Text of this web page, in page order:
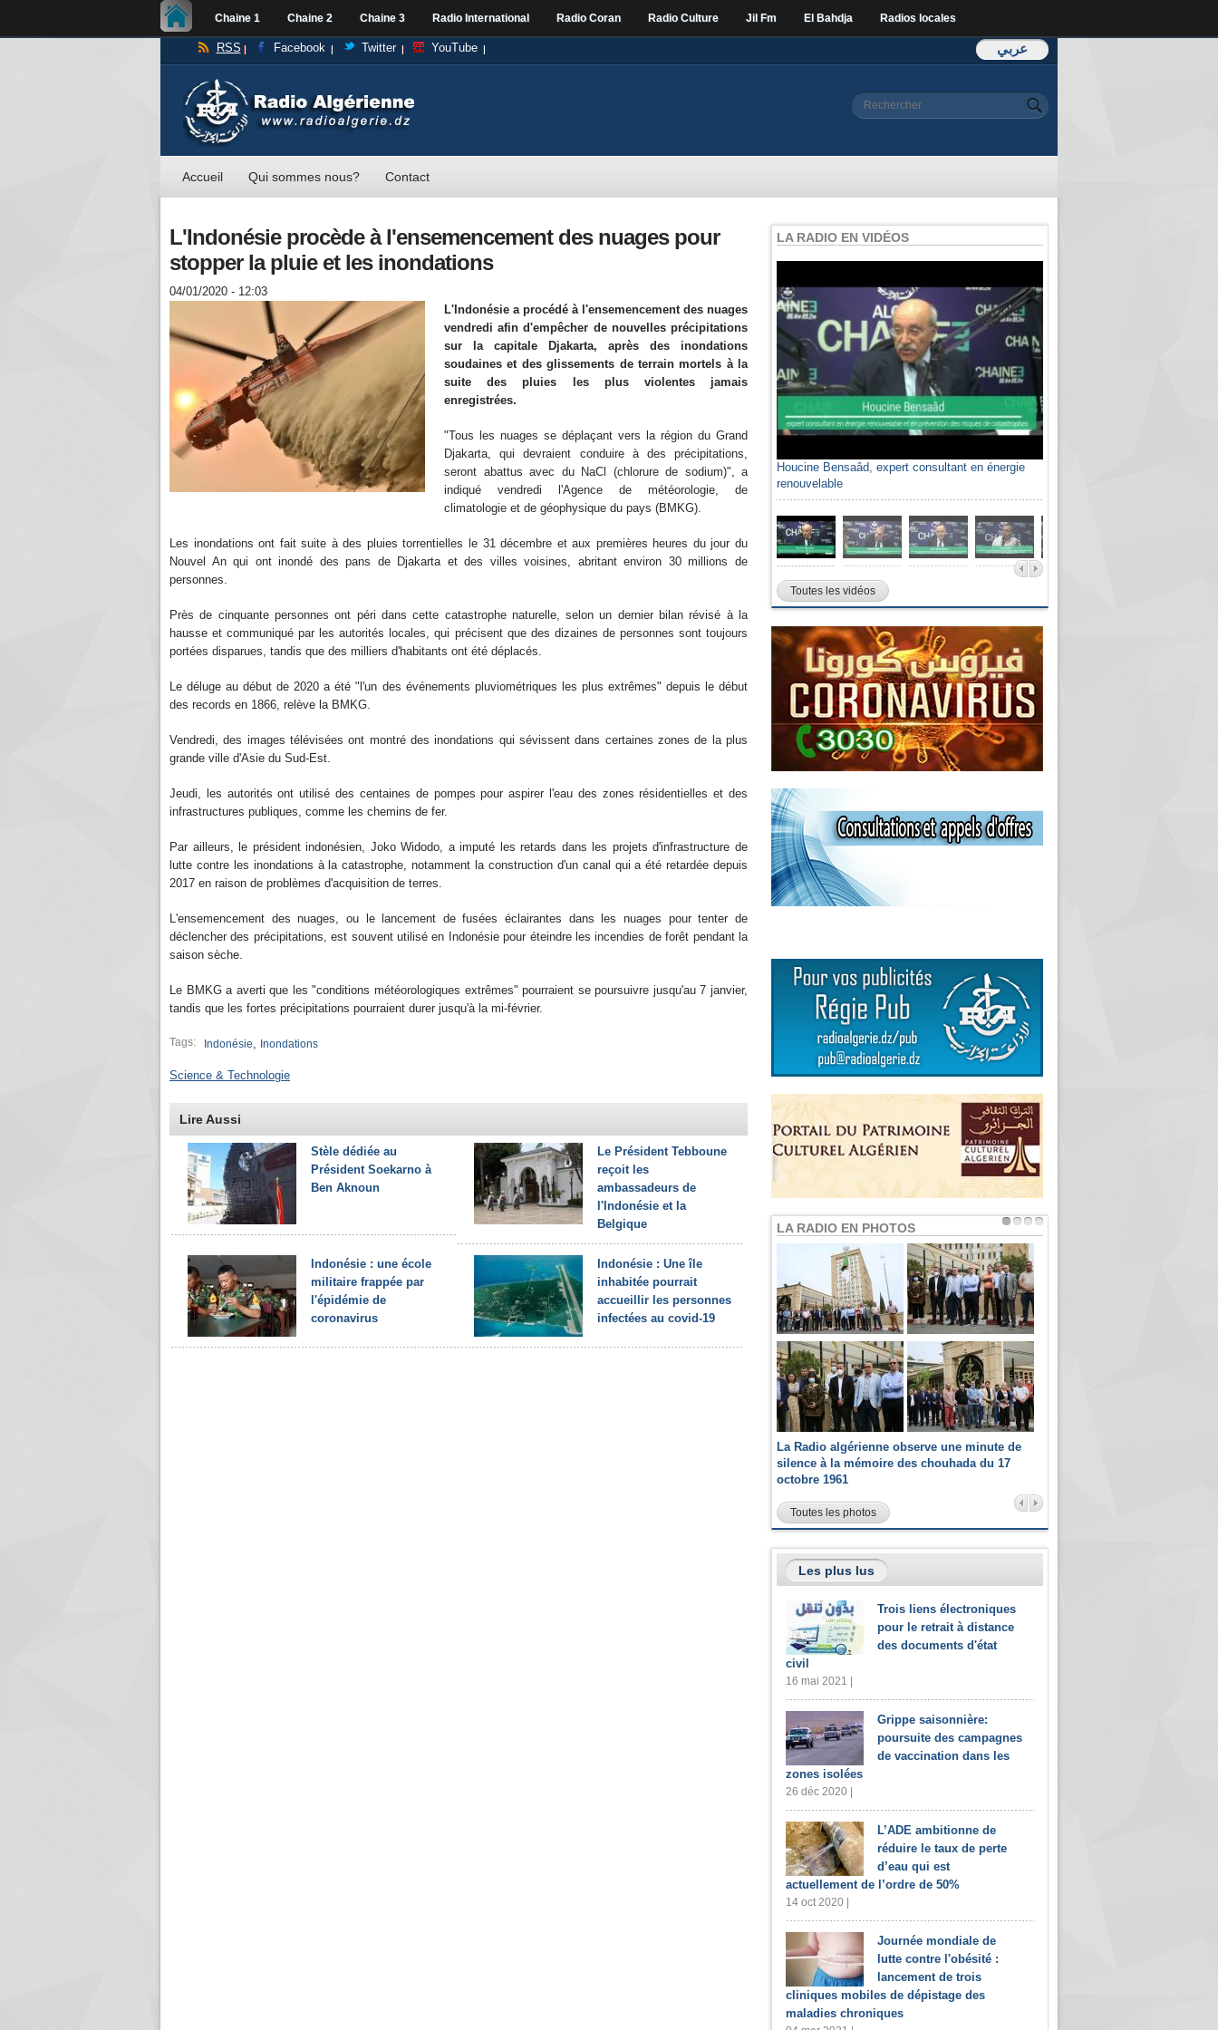
Chaine 1 Chaine 2 Chaine 3 Radio International Radio Coran Radio Culture Jil Fm El Bahdja Radios locales
عربي RSS Facebook Twitter YouTube
Formulaire de
Rechercher
Accueil Qui sommes nous? Contact
L'Indonésie procède à l'ensemencement des nuages pour
stopper la pluie et les inondations
04/01/2020 - 12:03
L'Indonésie a procédé à l'ensemencement des nuages
vendredi afin d'empêcher de nouvelles précipitations
sur la capitale Djakarta, après des inondations
soudaines et des glissements de terrain mortels à la
suite des pluies les plus violentes jamais
enregistrées.
"Tous les nuages se déplaçant vers la région du Grand
Djakarta, qui devraient conduire à des précipitations,
seront abattus avec du NaCl (chlorure de sodium)", a
indiqué vendredi l'Agence de météorologie, de
climatologie et de géophysique du pays (BMKG).
Les inondations ont fait suite à des pluies torrentielles le 31 décembre et aux premières heures du jour du
Nouvel An qui ont inondé des pans de Djakarta et des villes voisines, abritant environ 30 millions de
personnes.
Près de cinquante personnes ont péri dans cette catastrophe naturelle, selon un dernier bilan révisé à la
hausse et communiqué par les autorités locales, qui précisent que des dizaines de personnes sont toujours
portées disparues, tandis que des milliers d'habitants ont été déplacés.
Le déluge au début de 2020 a été "l'un des événements pluviométriques les plus extrêmes" depuis le début
des records en 1866, relève la BMKG.
Vendredi, des images télévisées ont montré des inondations qui sévissent dans certaines zones de la plus
grande ville d'Asie du Sud-Est.
Jeudi, les autorités ont utilisé des centaines de pompes pour aspirer l'eau des zones résidentielles et des
infrastructures publiques, comme les chemins de fer.
Par ailleurs, le président indonésien, Joko Widodo, a imputé les retards dans les projets d'infrastructure de
lutte contre les inondations à la catastrophe, notamment la construction d'un canal qui a été retardée depuis
2017 en raison de problèmes d'acquisition de terres.
L'ensemencement des nuages, ou le lancement de fusées éclairantes dans les nuages pour tenter de
déclencher des précipitations, est souvent utilisé en Indonésie pour éteindre les incendies de forêt pendant la
saison sèche.
Le BMKG a averti que les "conditions météorologiques extrêmes" pourraient se poursuivre jusqu'au 7 janvier,
tandis que les fortes précipitations pourraient durer jusqu'à la mi-février.
Tags: Indonésie, Inondations
Science & Technologie
Lire Aussi
Stèle dédiée au
Président Soekarno à
Ben Aknoun
Le Président Tebboune
reçoit les
ambassadeurs de
l'Indonésie et la
Belgique
Indonésie : une école
militaire frappée par
l'épidémie de
coronavirus
Indonésie : Une île
inhabitée pourrait
accueillir les personnes
infectées au covid-19
LA RADIO EN VIDÉOS
Houcine Bensaâd, expert consultant en énergie
renouvelable
Toutes les vidéos
LA RADIO EN PHOTOS
La Radio algérienne observe une minute de
silence à la mémoire des chouhada du 17
octobre 1961
Toutes les photos
Les plus lus
Trois liens électroniques
pour le retrait à distance
des documents d'état
civil
16 mai 2021 |
Grippe saisonnière:
poursuite des campagnes
de vaccination dans les
zones isolées
26 déc 2020 |
L’ADE ambitionne de
réduire le taux de perte
d’eau qui est
actuellement de l’ordre de 50%
14 oct 2020 |
Journée mondiale de
lutte contre l'obésité :
lancement de trois
cliniques mobiles de dépistage des
maladies chroniques